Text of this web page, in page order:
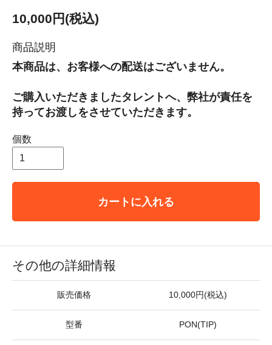
10,000円(税込)
商品説明
本商品は、お客様への配送はございません。
ご購入いただきましたタレントへ、弊社が責任を
持ってお渡しをさせていただきます。
個数
カートに入れる
その他の詳細情報
販売価格 10,000円(税込)
型番 PON(TIP)